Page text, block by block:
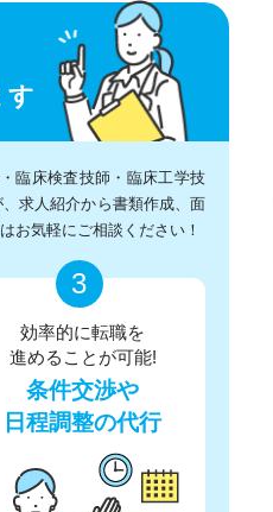
す
臨床検査技師・臨床工学技
求人紹介から書類作成、面
お気軽にご相談ください！
3
効率的に転職を
進めることが可能!
条件交渉や
日程調整の代行